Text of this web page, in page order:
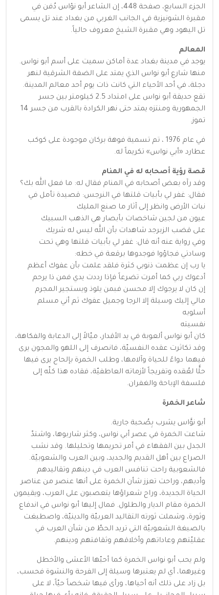
الجزء السابع، صفحة 448، إن الشاعر أبو نؤاس دُفن في
مقبرة الشونيزية في الجانب الغربي من بغداد عند تل يسمى
تل اليهود وهي مقبرة الشيخ معروف حالياً.
المعالم
يوجد في مدينة بغداد عدة أماكن سميت على أسم أبو نواس.
منها شارع أبو نواس الذي يمتد على الضفة الشرقية لنهر
دجلة، في أحد الأحياء التي كانت ذات يوم أحد معالم المدينة.
تقع حديقة أبو نواس على امتداد 2.5 كيلومتر بين جسر
الجمهورية ومنتزه يمتد حتى نهر الكرادة بالقرب من جسر 14
تموز.
في عام 1976 ، تم تسمية فوهة بركان موجودة على كوكب
عطارد «أبي نواس» تكريماً له.
قصة رؤية أصحابه له في المنام
وقد رآه بعض أصحابه في المنام فقال له: ما فعل الله بك؟
فقال: غفر لي بأبيات قلتها في النرجس: قصيدة تأمل في
نبات الأرض وانظر إلى آثار ما صنع المليك
عيون من لجين شاخصات بأبصار هي الذهب السبيك
على قضب الزبرجد شاهدات بأن الله ليس له شريك
وفي رواية عنه أنه قال: غفر لي بأبيات قلتها وهي تحت
وسادتي فجاؤوا فوجدوها برقعة في خطه:
يا رب إن عظمت ذنوبي كثرة فلقد علمت بأن عفوك أعظم
أدعوك ربي كما أمرت تضرعاً فإذا رددت يدي فمن ذا يرحم
إن كان لا يرجوك إلا محسن فبمن يلوذ ويستجير المجرم
مالي إليك وسيلة إلا الرجا وجميل عفوك ثم أني مسلم
أسلوبه
نفسيته
كان أبو نواس ألعوبة في يد الأقدار، ميّالاً إلى الدعابة والفكاهة،
وقد تكاثرت عقده النفسيّة، فانصرف إلى اللهو والمجون يرى
فيهما دواءً للحياة وآلامها، وطلب الخمرة بإلحاح يرى فيها
حلًّا لعُقده وتفريجاً لأزماته العاطفيّة، فقاده هذا كلّه إلى
فلسفة الإباحة والغفران.
شاعر الخمرة
أبو نوَّاس يشرب بِصُحبة جارية.
شاعت الخمرة في عصر أبي نواس، وكثر شاربوها، واشتدّ
الجدل بين الفقهاء في أمر تحريمها وتحليلها. وقد نشب
الصراع بين أهل القديم والجديد، وبين العرب والشعوبيّة.
فالشعوبية راحت تنافس العرب في دينهم وتقاليدهم
وأدبهم، وراحت تعزز شأن الخمرة على أنها عنصر من عناصر
الحياة الجديدة، وراح شعراؤها يتعصبون على العرب، ويقيمون
الخمرة مقام الديار والطلول. فمال إليها أبو نواس في اندفاع
وثورة، وشملت ثورته التقاليد العربيّة والدينيّة، واصطبغت
بالصبغة الشعوبيّة التي تريد الحطّ من شأن العرب في
عقليّتهم وعاداتهم وأخلاقهم وثقافتهم ودينهم.
ولم يحب أبو نواس الخمرة كما أحبّها الأعشى والأخطل
وغيرهما، أي لم يعتبرها وسيلة إلى الفرحة والنشوة فحسب،
بل زاد على ذلك أنه أحياها، ورأى فيها شخصاً حيّاً، لا على